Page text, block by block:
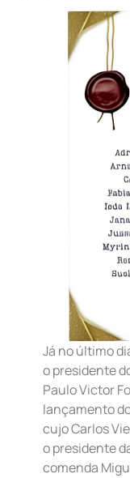
Já no último
o presidente
Paulo Victor
lançamento
cujo Carlos
o presidente
comenda